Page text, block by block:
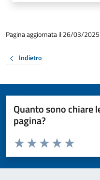
Pagina aggiornata il 26/03/
Indietro
Quanto sono chiare
pagina?
Valuta da 1 a 5 stelle la pagina
Valuta 5
Valuta 4 stelle
Valuta 3 stelle su 5
Valuta 2 stelle su 5
Valuta 1 stelle su 5